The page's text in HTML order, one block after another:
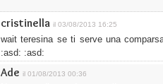
cristinella il 03/08/2013 16:25
wait teresina se ti serve una
:asd: :asd:
Ade il 01/08/2013 00:36